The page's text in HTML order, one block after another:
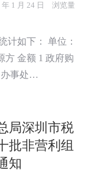
1 月 24 日
浏览量
计如下： 单位：
方 金额 1 政府购
办事处…
局深圳市税
批非营利组
知